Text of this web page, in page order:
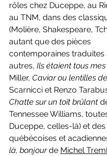
rôles chez Duceppe, au
au TNM, dans des
(Molière, Shakespeare,
autant que des pièces
contemporaines traduites
autres, Ils étaient tous mes
Miller, Caviar ou lentilles de
Scarnicci et Renzo
Chatte sur un toît brûlant
Tennessee Williams,
Duceppe, celles-là) et
québécoises et
là, bonjour de Michel